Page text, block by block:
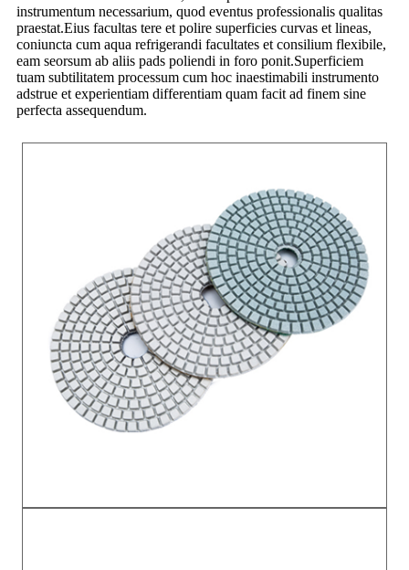
instrumentum necessarium, quod eventus professionalis qualitas
praestat.Eius facultas tere et polire superficies curvas et lineas,
coniuncta cum aqua refrigerandi facultates et consilium flexibile,
eam seorsum ab aliis pads poliendi in foro ponit.Superficiem
tuam subtilitatem processum cum hoc inaestimabili instrumento
adstrue et experientiam differentiam quam facit ad finem sine
perfecta assequendum.